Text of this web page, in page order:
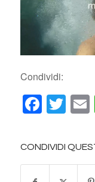
Condividi:
CONDIVIDI